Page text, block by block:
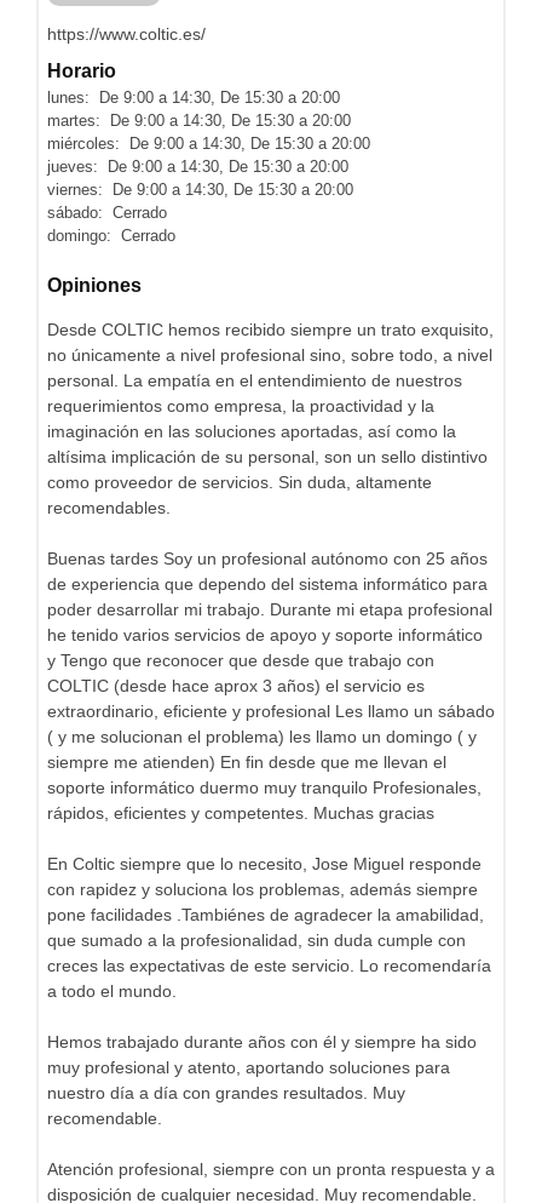
https://www.coltic.es/
Horario
lunes: De 9:00 a 14:30, De 15:30 a 20:00
martes: De 9:00 a 14:30, De 15:30 a 20:00
miércoles: De 9:00 a 14:30, De 15:30 a 20:00
jueves: De 9:00 a 14:30, De 15:30 a 20:00
viernes: De 9:00 a 14:30, De 15:30 a 20:00
sábado: Cerrado
domingo: Cerrado
Opiniones
Desde COLTIC hemos recibido siempre un trato exquisito,
no únicamente a nivel profesional sino, sobre todo, a nivel
personal. La empatía en el entendimiento de nuestros
requerimientos como empresa, la proactividad y la
imaginación en las soluciones aportadas, así como la
altísima implicación de su personal, son un sello distintivo
como proveedor de servicios. Sin duda, altamente
recomendables.
Buenas tardes Soy un profesional autónomo con 25 años
de experiencia que dependo del sistema informático para
poder desarrollar mi trabajo. Durante mi etapa profesional
he tenido varios servicios de apoyo y soporte informático
y Tengo que reconocer que desde que trabajo con
COLTIC (desde hace aprox 3 años) el servicio es
extraordinario, eficiente y profesional Les llamo un sábado
( y me solucionan el problema) les llamo un domingo ( y
siempre me atienden) En fin desde que me llevan el
soporte informático duermo muy tranquilo Profesionales,
rápidos, eficientes y competentes. Muchas gracias
En Coltic siempre que lo necesito, Jose Miguel responde
con rapidez y soluciona los problemas, además siempre
pone facilidades .Tambiénes de agradecer la amabilidad,
que sumado a la profesionalidad, sin duda cumple con
creces las expectativas de este servicio. Lo recomendaría
a todo el mundo.
Hemos trabajado durante años con él y siempre ha sido
muy profesional y atento, aportando soluciones para
nuestro día a día con grandes resultados. Muy
recomendable.
Atención profesional, siempre con un pronta respuesta y a
disposición de cualquier necesidad. Muy recomendable.